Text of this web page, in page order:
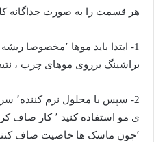
هر قسمت را به صورت جداگانه
1- ابتدا باید موها
براشینگ برروی موهای چرب ،
2-
ی مو استفاده
٬چون ماسک ها خاصیت صاف